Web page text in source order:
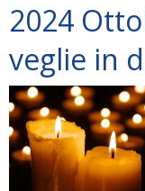
2024
veglie in